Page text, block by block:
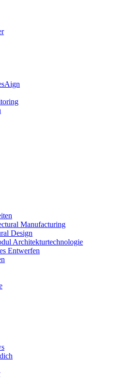
Manufacturing
Design
Architekturtechnologie
Entwerfen